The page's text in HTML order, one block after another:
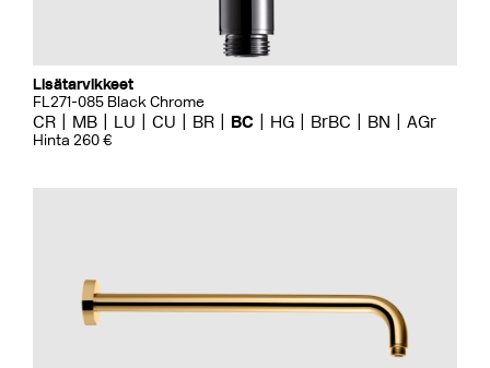
Lisätarvikkeet
FL271-085 Black Chrome
CR MB LU CU BR BC HG BrBC BN AGr
Hinta 260 €